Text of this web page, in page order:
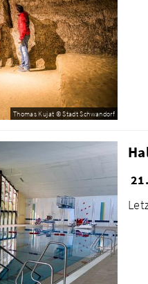
Thomas Kujat © Stadt Schwandorf